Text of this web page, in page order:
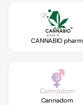
CANNABIO pharm
Cannadom